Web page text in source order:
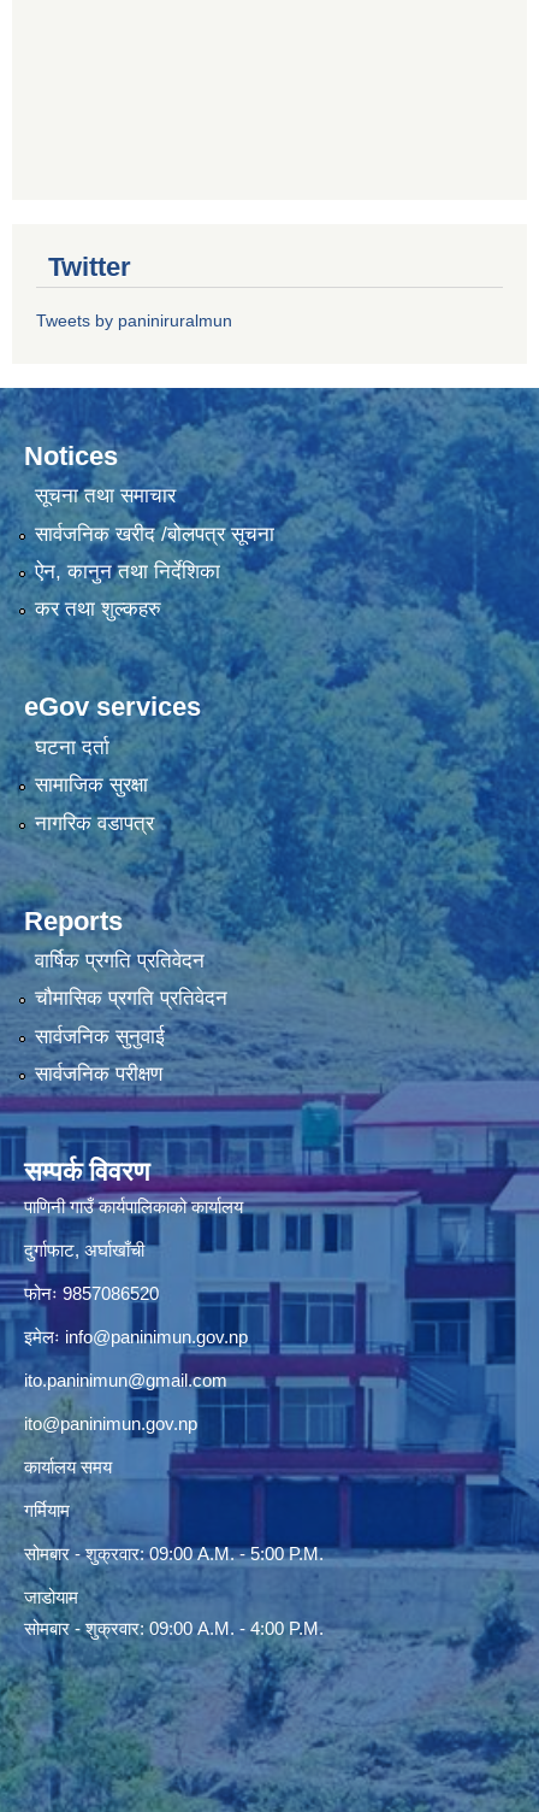
Twitter
Tweets by paniniruralmun
Notices
सूचना तथा समाचार
सार्वजनिक खरीद /बोलपत्र सूचना
ऐन, कानुन तथा निर्देशिका
कर तथा शुल्कहरु
eGov services
घटना दर्ता
सामाजिक सुरक्षा
नागरिक वडापत्र
Reports
वार्षिक प्रगति प्रतिवेदन
चौमासिक प्रगति प्रतिवेदन
सार्वजनिक सुनुवाई
सार्वजनिक परीक्षण
सम्पर्क विवरण
पाणिनी गाउँ कार्यपालिकाको कार्यालय
दुर्गाफाट, अर्घाखाँची
फोनः 9857086520
इमेलः info@paninimun.gov.np
ito.paninimun@gmail.com
ito@paninimun.gov.np
कार्यालय समय
गर्मियाम
सोमबार - शुक्रवार: 09:00 A.M. - 5:00 P.M.
जाडोयाम
सोमबार - शुक्रवार: 09:00 A.M. - 4:00 P.M.